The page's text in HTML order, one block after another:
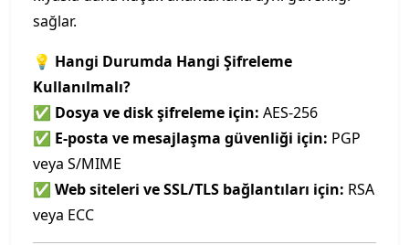
sağlar.
💡 Hangi Durumda Hangi Şifreleme
Kullanılmalı?
✅ Dosya ve disk şifreleme için: AES-256
✅ E-posta ve mesajlaşma güvenliği için: PGP
veya S/MIME
✅ Web siteleri ve SSL/TLS bağlantıları için: RSA
veya ECC